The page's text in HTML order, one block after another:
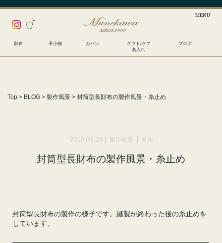
財布 革小物 カバン
ギフト/ケア
名入れ
ブログ
Top > BLOG > 製作風景 > 封筒型長財布の製作風景・糸止め
2019.05.26 | 製作風景 財布
封筒型長財布の製作風景・糸止め
封筒型長財布の製作の様子です。縫製が終わった後の糸止めを
しています。